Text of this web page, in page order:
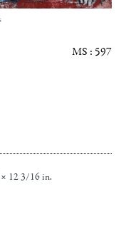
MS : 597
12 3/16 in.